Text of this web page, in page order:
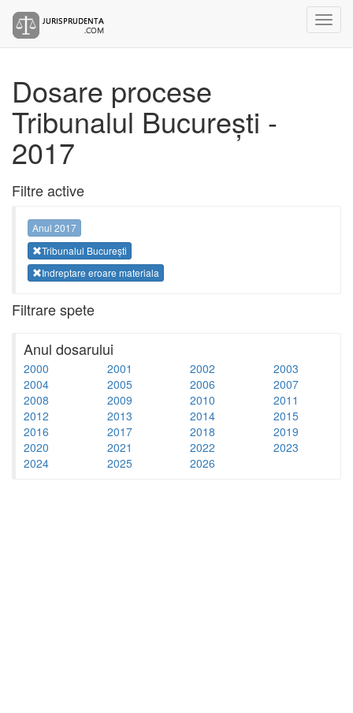
Dosare procese
Tribunalul București -
2017
Filtre active
Anul 2017
Tribunalul București
Indreptare eroare materiala
Filtrare spete
Anul dosarului
2000 2001 2002
2003
2004
2005 2006
2007
2008
2009 2010
2011
2012
2013 2014
2015
2016
2017 2018
2019
2020
2021 2022
2023
2024
2025 2026